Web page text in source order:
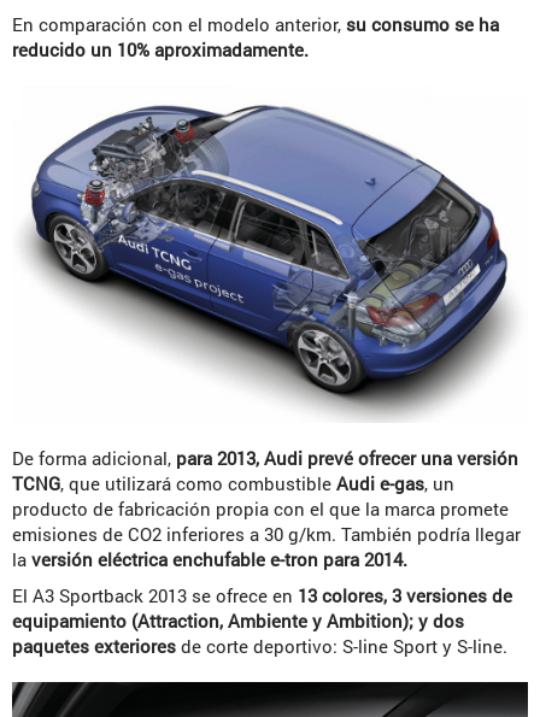
En comparación con el modelo anterior, su consumo se ha
reducido un 10% aproximadamente.
De forma adicional, para 2013, Audi prevé ofrecer una versión
TCNG, que utilizará como combustible Audi e-gas, un
producto de fabricación propia con el que la marca promete
emisiones de CO2 inferiores a 30 g/km. También podría llegar
la versión eléctrica enchufable e-tron para 2014.
El A3 Sportback 2013 se ofrece en 13 colores, 3 versiones de
equipamiento (Attraction, Ambiente y Ambition); y dos
paquetes exteriores de corte deportivo: S-line Sport y S-line.